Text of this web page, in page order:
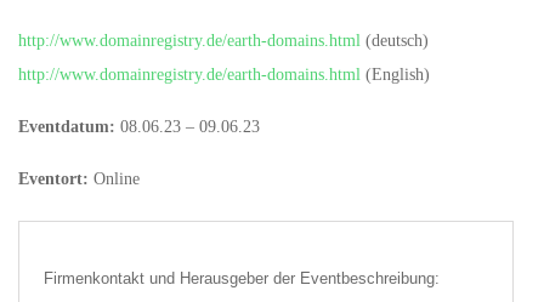
http://www.domainregistry.de/earth-domains.html (deutsch)
http://www.domainregistry.de/earth-domains.html (English)
Eventdatum: 08.06.23 – 09.06.23
Eventort: Online
Firmenkontakt und Herausgeber der Eventbeschreibung: